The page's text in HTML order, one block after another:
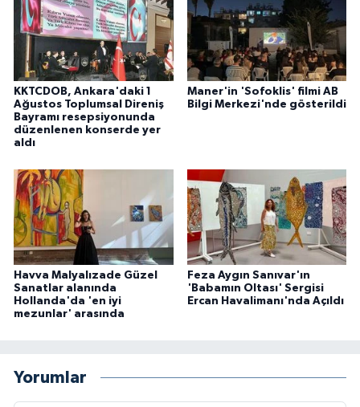
KKTCDOB, Ankara'daki 1
Ağustos Toplumsal Direniş
Bayramı resepsiyonunda
düzenlenen konserde yer
aldı
Maner'in 'Sofoklis' filmi AB
Bilgi Merkezi'nde gösterildi
Havva Malyalızade Güzel
Sanatlar alanında
Hollanda'da 'en iyi
mezunlar' arasında
Feza Aygın Sanıvar'ın
'Babamın Oltası' Sergisi
Ercan Havalimanı'nda Açıldı
Yorumlar